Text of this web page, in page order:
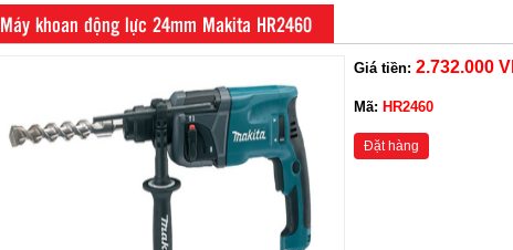
Máy khoan động lực 24mm Makita HR2460
Giá tiền: 2.732.000
Mã: HR2460
Đặt hàng